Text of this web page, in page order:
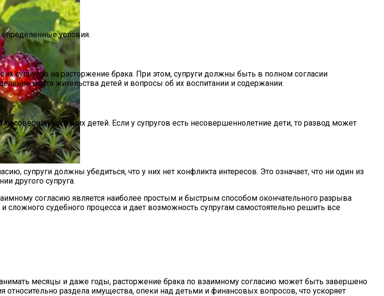
И Как Вырастить Арктическую Малину На Участке
условия.
супругов на расторжение брака. При этом, супруги должны быть в полном согласии
места жительства детей и вопросы об их воспитании и содержании.
детей. Если у супругов есть несовершеннолетние дети, то развод может
супруги должны убедиться, что у них нет конфликта интересов. Это означает, что ни один из
другого супруга.
согласию является наиболее простым и быстрым способом окончательного разрыва
сложного судебного процесса и дает возможность супругам самостоятельно решить все
месяцы и даже годы, расторжение брака по взаимному согласию может быть завершено
относительно раздела имущества, опеки над детьми и финансовых вопросов, что ускоряет